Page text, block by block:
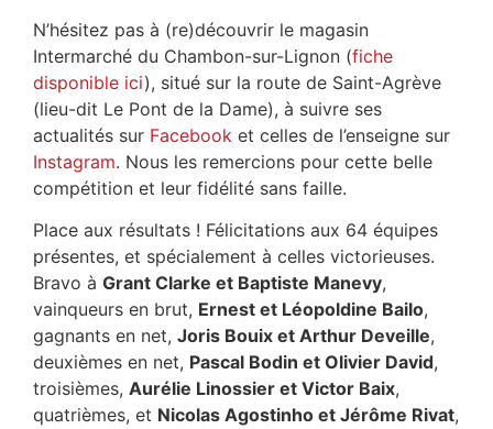
N’hésitez pas à (re)découvrir le magasin
Intermarché du Chambon-sur-Lignon (fiche
disponible ici), situé sur la route de Saint-Agrève
(lieu-dit Le Pont de la Dame), à suivre ses
actualités sur Facebook et celles de l’enseigne sur
Instagram. Nous les remercions pour cette belle
compétition et leur fidélité sans faille.
Place aux résultats ! Félicitations aux 64 équipes
présentes, et spécialement à celles victorieuses.
Bravo à Grant Clarke et Baptiste Manevy,
vainqueurs en brut, Ernest et Léopoldine Bailo,
gagnants en net, Joris Bouix et Arthur Deveille,
deuxièmes en net, Pascal Bodin et Olivier David,
troisièmes, Aurélie Linossier et Victor Baix,
quatrièmes, et Nicolas Agostinho et Jérôme Rivat,